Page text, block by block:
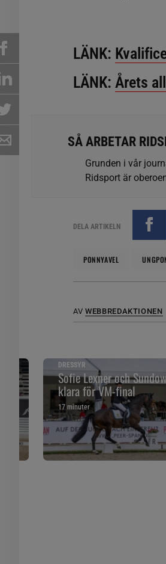
LÄNK:
LÄNK: Årets
SÅ ARBETAR
Grunden i vår
Ridsport är
DELA ARTIKELN
PONNYAVEL
AV WEBBREDAKTIONEN
DRESSYR
Sofie Lexner och
klara för VM-final
17 minuter